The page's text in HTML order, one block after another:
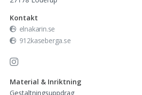
Kontakt
elnakarin.se
912kaseberga.se
Material & Inriktning
Gestaltningsuppdrag